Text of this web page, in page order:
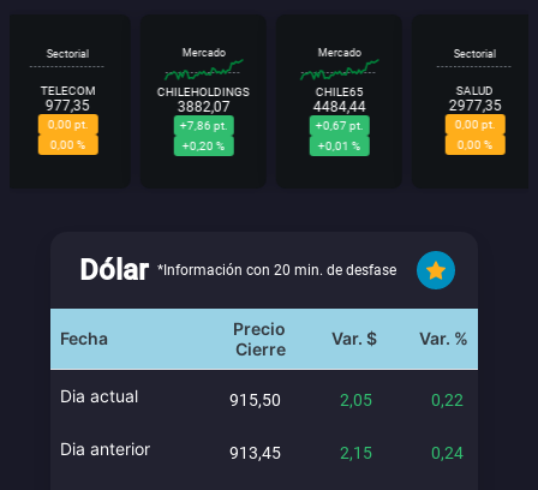
Sectorial
TELECOM
977,35
0,00 pt.
0,00 %
Mercado
CHILEHOLDINGS
3882,07
+7,86 pt.
+0,20 %
Mercado
CHILE65
4484,44
+0,67 pt.
+0,01 %
Sectorial
SALUD
2977,35
0,00 pt.
0,00 %
Dólar *Información con 20 min. de desfase
Fecha
Precio
Cierre
Var. $ Var. %
Dia actual
Dia anterior